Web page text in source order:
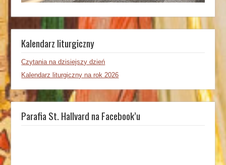
Kalendarz liturgiczny
Czytania na dzisiejszy dzień
Kalendarz liturgiczny na rok 2026
Parafia St. Hallvard na Facebook’u